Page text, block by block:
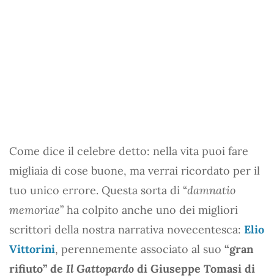
Come dice il celebre detto: nella vita puoi fare
migliaia di cose buone, ma verrai ricordato per il
tuo unico errore. Questa sorta di “damnatio
memoriae” ha colpito anche uno dei migliori
scrittori della nostra narrativa novecentesca: Elio
Vittorini, perennemente associato al suo “gran
rifiuto” de Il Gattopardo di Giuseppe Tomasi di